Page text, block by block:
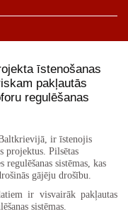
īstenošanas
pakļautās
regulēšanas
ir īstenojis
projektus. Pilsētas
regulēšanas sistēmas, kas
gājēju drošību.
ir visvairāk pakļautas
sistēmas.